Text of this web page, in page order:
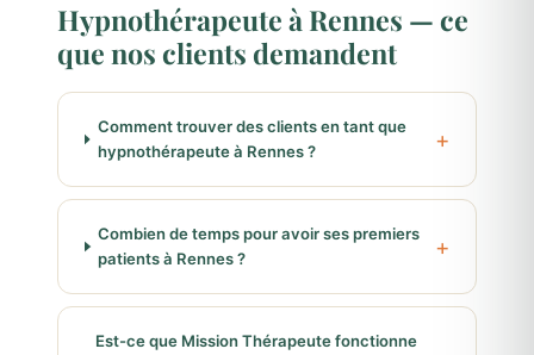
Hypnothérapeute à Rennes — ce
que nos clients demandent
Comment trouver des clients en tant que
hypnothérapeute à Rennes ?
Combien de temps pour avoir ses premiers
patients à Rennes ?
Est-ce que Mission Thérapeute fonctionne